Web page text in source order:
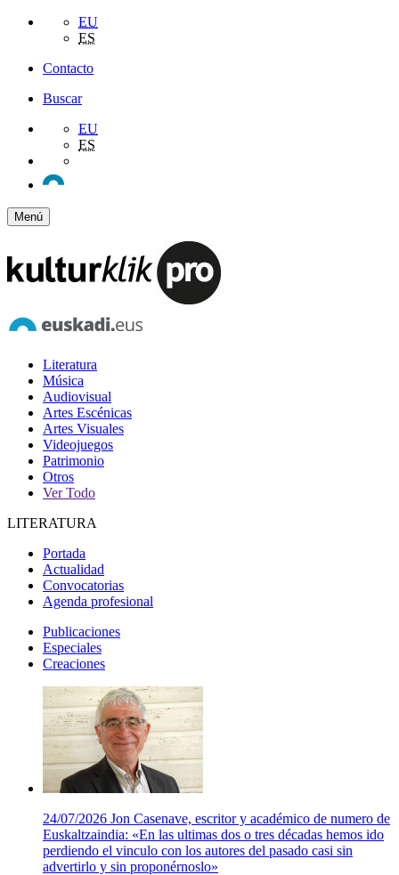
EU
ES
Contacto
Buscar
EU
ES
Menú
Literatura
Música
Audiovisual
Artes Escénicas
Artes Visuales
Videojuegos
Patrimonio
Otros
Ver Todo
LITERATURA
Portada
Actualidad
Convocatorias
Agenda profesional
Publicaciones
Especiales
Creaciones
24/07/2026 Jon Casenave, escritor y académico de numero de
Euskaltzaindia: «En las ultimas dos o tres décadas hemos ido
perdiendo el vinculo con los autores del pasado casi sin
advertirlo y sin proponérnoslo»